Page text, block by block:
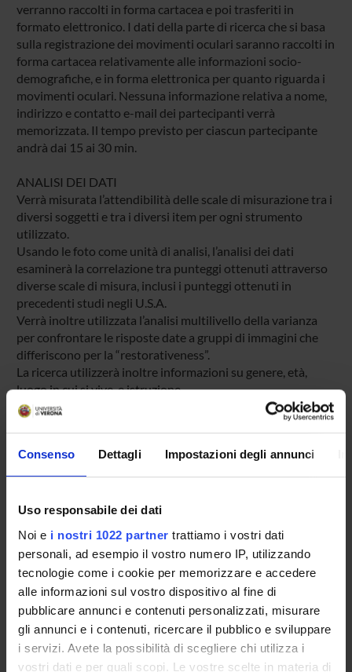
Consenso Dettagli Impostazioni degli annunci
Uso responsabile dei dati
Noi e i nostri 1022 partner trattiamo i vostri dati
personali, ad esempio il vostro numero IP, utilizzando
tecnologie come i cookie per memorizzare e accedere
alle informazioni sul vostro dispositivo al fine di
pubblicare annunci e contenuti personalizzati, misurare
gli annunci e i contenuti, ricercare il pubblico e sviluppare
i servizi. Avete la possibilità di scegliere chi utilizza i
vostri dati e per quali scopi. Le vostre scelte in materia di
verranno raccolti in forma cartacea e poi trasferiti in
formato elettronico. I dati della parte di ricerca che si basa
sulla registrazione dei movimenti oculari saranno raccolti in
forma cartacea relativamente alle informazioni socio-
demografiche, e in forma elettronica per quanto riguarda i
movimenti oculari. Nessuna informazione relativa a nome,
indirizzo e contatto e-mail dei partecipanti verrà
memorizzata. Il tempo previsto per ciascun partecipante
andrà dai 15 ai 30 min.
ANALISI DEI DATI
Verrà misurata l’attendibilità delle scale di misurazione tra i
diversi soggetti e tra i diversi item per ogni strumento
utilizzato.
Usando le foto come unità di analisi, l’analisi dei dati
esaminerà la correlazione tra punteggi ottenuti attraverso
diverse scale di misura, inclusi i punteggi ottenuti in
precedenti studi negli U.S.A.
Verrà inoltre utilizzata l’analisi multilivello della varianza
per confrontare le risposte date a gruppi di immagini che
differiscono per la “restorativeness”.
La ricerca utilizzerà inoltre informazioni su genere, età,
luogo in cui si vive, e istruzione
PARTECIPANTI AL PROGETTO
Margherita Brondino
Professore associato
Roberto Burro
Professore associato
Barbara Giacominelli Gasbarro
Professore a contratto
JACK NASAR